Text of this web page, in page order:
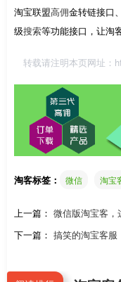
淘宝联盟高佣金转链接口
级搜索等功能接口，让淘
转载请注明本页网址：
淘客标签： 微信 淘宝
上一篇： 微信版淘宝客
下一篇： 搞笑的淘宝客服